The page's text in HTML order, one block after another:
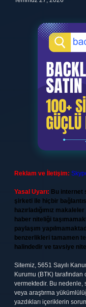
Reklam ve İletişim:
Yasal Uyarı: Bu internet
şirketi ile hiçbir
hazırladığımız
haber niteliği
paylaşım
benzerlikleri tamamen
halindedir ve tavsiye
Sitemiz, 5651 Sayılı
Kurumu (BTK) tarafından
vermektedir. Bu nedenle,
veya araştırma
yazdıkları içeriklerin